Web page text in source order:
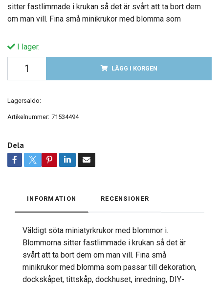
sitter fastlimmade i krukan så det är svårt att ta bort dem
om man vill. Fina små minikrukor med blomma som
I lager.
LÄGG I KORGEN
Lagersaldo:
Artikelnummer: 71534494
Dela
INFORMATION RECENSIONER
Väldigt söta miniatyrkrukor med blommor i.
Blommorna sitter fastlimmade i krukan så det är
svårt att ta bort dem om man vill. Fina små
minikrukor med blomma som passar till dekoration,
dockskåpet, tittskåp, dockhuset, inredning, DIY-